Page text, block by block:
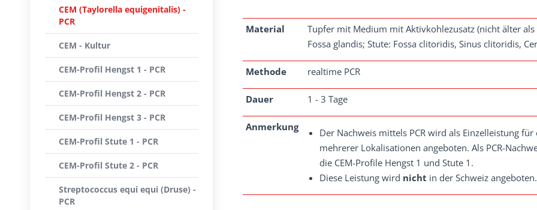
Material
Tupfer mit Medium mit Aktivkohlezusatz (nicht älter
Fossa glandis; Stute: Fossa clitoridis, Sinus clitoridis,
Methode realtime PCR
Dauer 1 - 3 Tage
Anmerkung
Der Nachweis mittels PCR wird als Einzelleistung
mehrerer Lokalisationen angeboten. Als PCR-
die CEM-Profile Hengst 1 und Stute 1.
Diese Leistung wird nicht in der Schweiz angeboten.
CEM (Taylorella equigenitalis) -
PCR
CEM - Kultur
CEM-Profil Hengst 1 - PCR
CEM-Profil Hengst 2 - PCR
CEM-Profil Hengst 3 - PCR
CEM-Profil Stute 1 - PCR
CEM-Profil Stute 2 - PCR
Streptococcus equi equi (Druse) -
PCR